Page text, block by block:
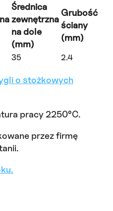
Średnica
zewnętrzna
na dole
(mm)
Grubość
ściany
(mm)
35 2.4
o stożkowych
pracy 2250°C.
przez firmę